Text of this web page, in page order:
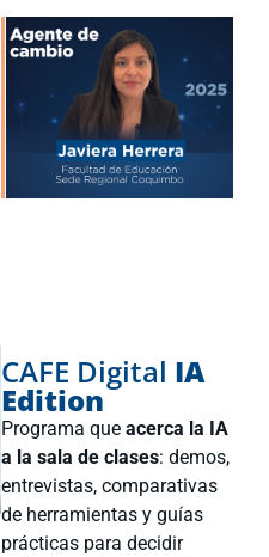
CAFE Digital IA
Edition
Programa que acerca la IA
a la sala de clases: demos,
entrevistas, comparativas
de herramientas y guías
prácticas para decidir